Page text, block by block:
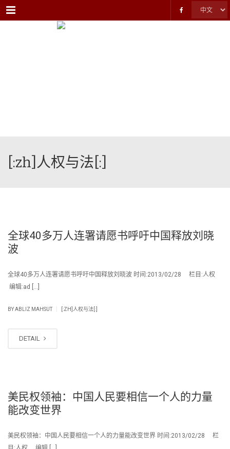
Menu
[:zh]人权与法[:]
全球40多万人连署请愿书呼吁中国释放刘晓
波
全球40多万人连署请愿书呼吁中国释放刘晓波 时间:2013/02/28 栏目:人权
编辑:ad […]
BYABLIZ MAHSUT [:ZH]人权与法[:]
DETAIL
美民权领袖：中国人民要相信一个人的力量
能改变世界
美民权领袖：中国人民要相信一个人的力量能改变世界 时间:2013/02/28 栏